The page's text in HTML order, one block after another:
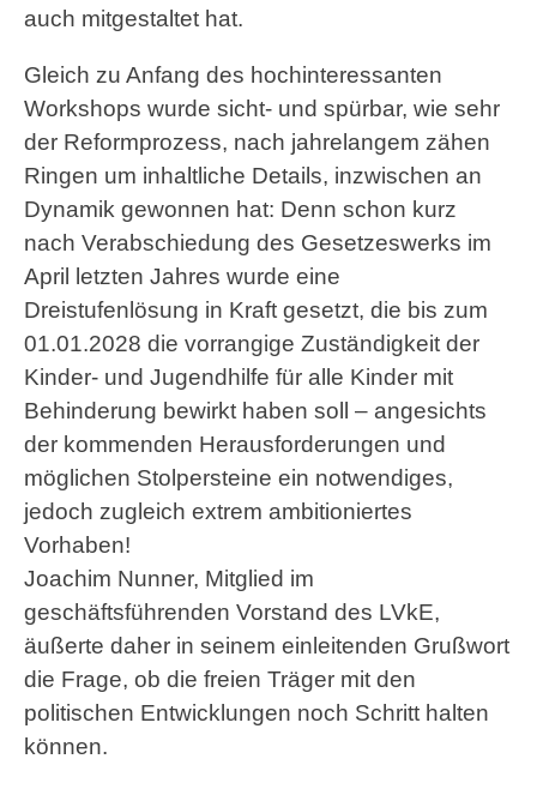
auch mitgestaltet hat.
Gleich zu Anfang des hochinteressanten
Workshops wurde sicht- und spürbar, wie sehr
der Reformprozess, nach jahrelangem zähen
Ringen um inhaltliche Details, inzwischen an
Dynamik gewonnen hat: Denn schon kurz
nach Verabschiedung des Gesetzeswerks im
April letzten Jahres wurde eine
Dreistufenlösung in Kraft gesetzt, die bis zum
01.01.2028 die vorrangige Zuständigkeit der
Kinder- und Jugendhilfe für alle Kinder mit
Behinderung bewirkt haben soll – angesichts
der kommenden Herausforderungen und
möglichen Stolpersteine ein notwendiges,
jedoch zugleich extrem ambitioniertes
Vorhaben!
Joachim Nunner, Mitglied im
geschäftsführenden Vorstand des LVkE,
äußerte daher in seinem einleitenden Grußwort
die Frage, ob die freien Träger mit den
politischen Entwicklungen noch Schritt halten
können.